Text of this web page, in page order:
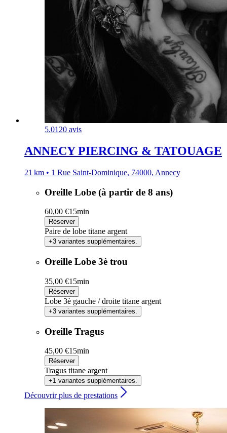
5.0120 avis
ANNECY PIERCING & TATOUAGE
21 km • 1 Rue Saint-Dominique, 74000, Annecy
Oreille Lobe (à partir de 8 ans)
60,00 €15min
Réserver
Paire de lobe titane argent
+3 variantes supplémentaires.
Oreille Lobe 3è trou
35,00 €15min
Réserver
Lobe 3è gauche / droite titane argent
+3 variantes supplémentaires.
Oreille Tragus
45,00 €15min
Réserver
Tragus titane argent
+1 variantes supplémentaires.
Découvrir plus de prestations